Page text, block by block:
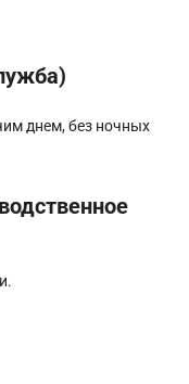
днем, без ночных